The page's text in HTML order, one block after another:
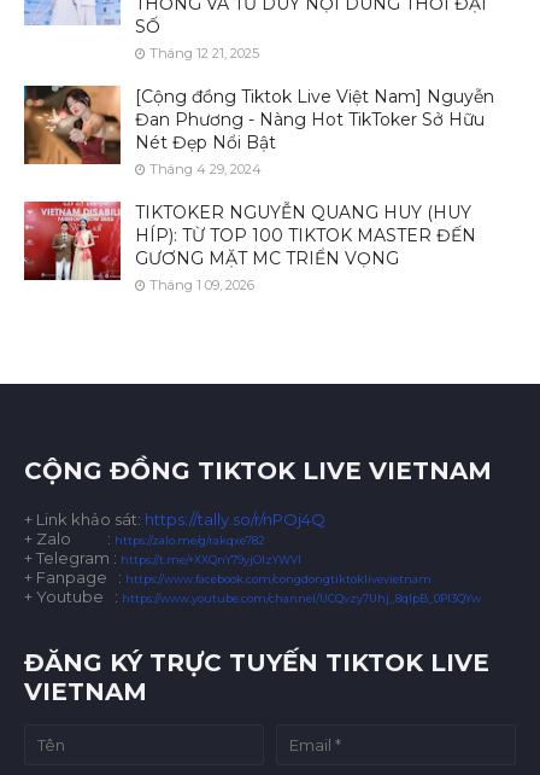
SỐ
Tháng 12 21, 2025
[Cộng đồng Tiktok Live Việt Nam] Nguyễn
Đan Phương - Nàng Hot TikToker Sở Hữu
Nét Đẹp Nổi Bật
Tháng 4 29, 2024
TIKTOKER NGUYỄN QUANG HUY (HUY
HÍP): TỪ TOP 100 TIKTOK MASTER ĐẾN
GƯƠNG MẶT MC TRIỂN VỌNG
Tháng 1 09, 2026
CỘNG ĐỒNG TIKTOK LIVE VIETNAM
+ Link khảo sát: https://tally.so/r/nPOj4Q
+ Zalo
: https://zalo.me/g/rakqxe782
+ Telegram : https://t.me/+XXQnY79yjOIzYWVl
+ Fanpage : https://www.facebook.com/congdongtiktoklivevietnam
+ Youtube : https://www.youtube.com/channel/UCQvzy7Uhj_8qlpB_0Pl3QYw
ĐĂNG KÝ TRỰC TUYẾN TIKTOK LIVE
VIETNAM